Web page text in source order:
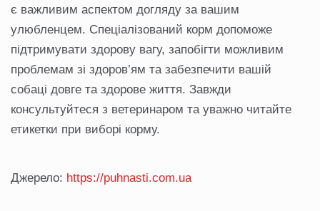
є важливим аспектом догляду за вашим
улюбленцем. Спеціалізований корм допоможе
підтримувати здорову вагу, запобігти можливим
проблемам зі здоров’ям та забезпечити вашій
собаці довге та здорове життя. Завжди
консультуйтеся з ветеринаром та уважно читайте
етикетки при виборі корму.
Джерело: https://puhnasti.com.ua